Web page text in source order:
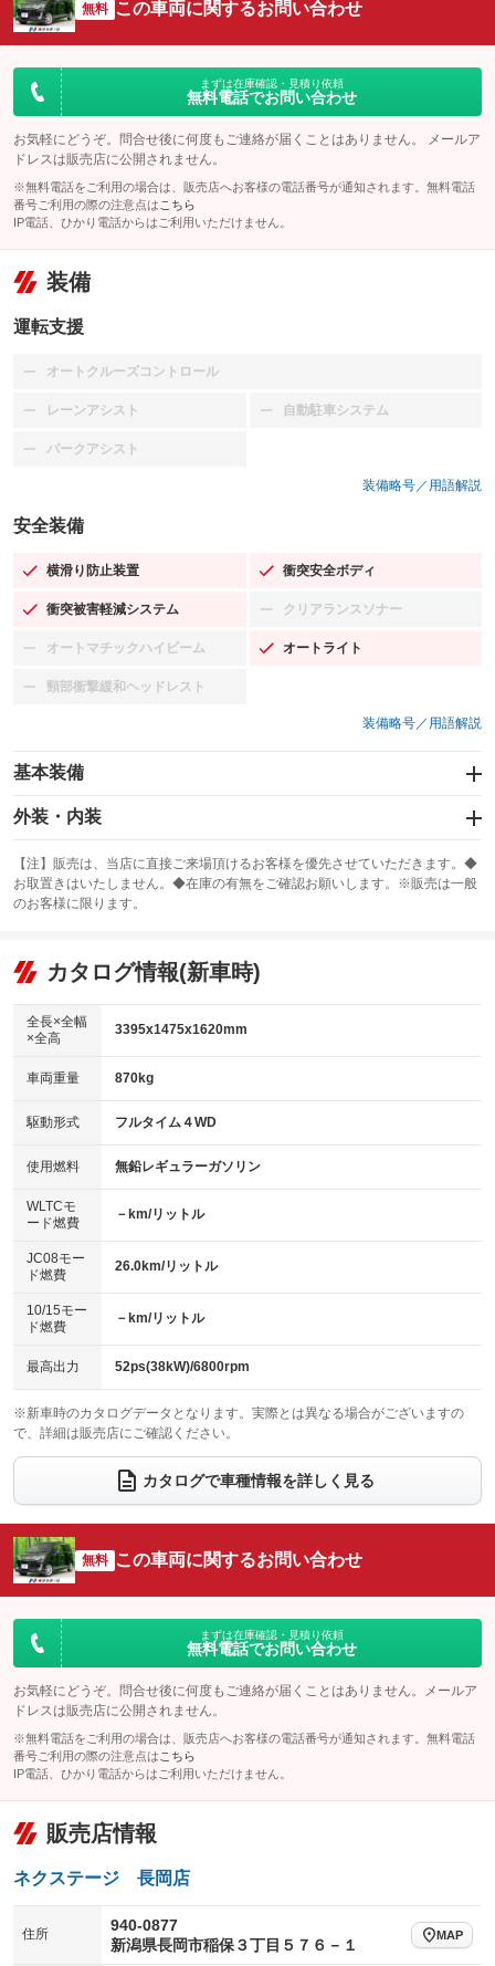
無料 この車両に関するお問い合わせ
まずは在庫確認・見積り依頼
無料電話でお問い合わせ
お気軽にどうぞ。問合せ後に何度もご連絡が届くことはありません。 メールア
ドレスは販売店に公開されません。
※無料電話をご利用の場合は、販売店へお客様の電話番号が通知されます。無料電話
番号ご利用の際の注意点は こちら
IP電話、ひかり電話からはご利用いただけません。
装備
運転支援
オートクルーズコントロール
：装備なし
レーンアシスト
：装備なし 自動駐車システム
：装備なし
パークアシスト
：装備なし
装備略号／用語解説
安全装備
横滑り防止装置
：装備あり 衝突安全ボディ
：装備あり
衝突被害軽減システム
：装備あり クリアランスソナー
：装備なし
オートマチックハイビーム
：装備なし オートライト
：装備あり
頸部衝撃緩和ヘッドレスト
：装備なし
装備略号／用語解説
基本装備
エアバッグ：運転席/助手席
：装備あり
：装備なし
サンルーフ
：装備なし ABS
リフトアップ
：装備なし
：装備なし
パワーウィンドウ
アイドリングストップ
：装備あり
USB入力端子
：装備あり
100V電源
：装備なし
センターデフロック
：装備なし
電動格納ミラー
：装備あり
外装・内装
カーナビ：SDナビ
：装備あり
TV
：装備なし
ビジュアル
：装備なし
アルミホイール：14インチ
：装備あり
HID(キセノンライト)
バックカメラ
エアロ
：装備なし
ローダウン
：装備なし
ベンチシート
：装備あり
チップアップシート
：装備なし
電動格納サードシート
：装備なし シートヒーター
：装備なし
ウォークスルー
電動リアゲート フロントカメラ
：装備なし
シートエアコン
：装備なし 全周囲カメラ
：装備なし
サイドカメラ
：装備なし ルーフレール
：装備なし
エアサスペンション ヘッドライトウォッシャー
【注】販売は、当店に直接ご来場頂けるお客様を優先させていただきます。◆
お取置きはいたしません。◆在庫の有無をご確認お願いします。※販売は一般
のお客様に限ります。
カタログ情報(新車時)
全長×全幅
×全高
3395x1475x1620mm
車両重量 870kg
駆動形式 フルタイム４WD
使用燃料 無鉛レギュラーガソリン
WLTCモ
ード燃費
－km/リットル
JC08モー
ド燃費
26.0km/リットル
10/15モー
ド燃費
－km/リットル
最高出力 52ps(38kW)/6800rpm
※新車時のカタログデータとなります。実際とは異なる場合がございますの
で、詳細は販売店にご確認ください。
カタログで車種情報を詳しく見る
無料 この車両に関するお問い合わせ
まずは在庫確認・見積り依頼
無料電話でお問い合わせ
お気軽にどうぞ。問合せ後に何度もご連絡が届くことはありません。メールア
ドレスは販売店に公開されません。
※無料電話をご利用の場合は、販売店へお客様の電話番号が通知されます。無料電話
番号ご利用の際の注意点は こちら
IP電話、ひかり電話からはご利用いただけません。
販売店情報
ネクステージ 長岡店
住所
940-0877
新潟県長岡市稲保３丁目５７６－１
MAP